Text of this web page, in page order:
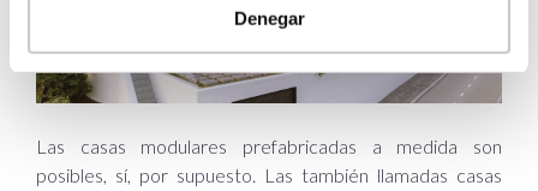
Denegar
Las casas modulares prefabricadas a medida son
posibles, sí, por supuesto. Las también llamadas casas